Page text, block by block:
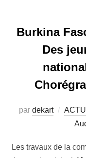
Burkina
Des
par dekart
Les travaux de la